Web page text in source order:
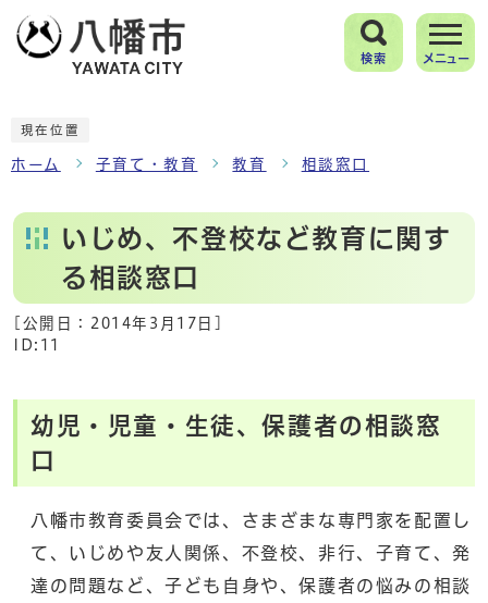
検索 メニュー
現在位置
ホーム 子育て・教育 教育 相談窓口
いじめ、不登校など教育に関す
る相談窓口
[公開日： 2014年3月17日
ID:11
幼児・児童・生徒、保護者の相談窓
口
八幡市教育委員会では、さまざまな専門家を配置し
て、いじめや友人関係、不登校、非行、子育て、発
達の問題など、子ども自身や、保護者の悩みの相談